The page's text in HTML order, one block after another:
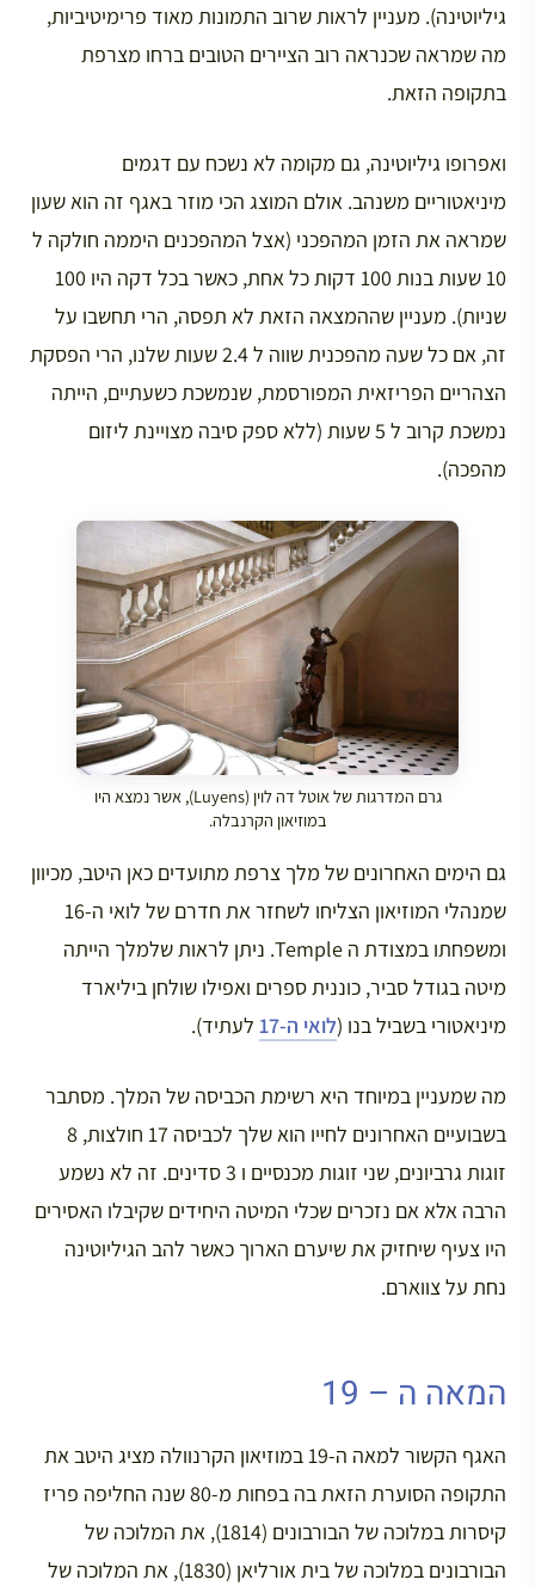
גיליוטינה). מעניין לראות שרוב התמונות מאוד פרימיטיביות,
מה שמראה שכנראה רוב הציירים הטובים ברחו מצרפת
בתקופה הזאת.
ואפרופו גיליוטינה, גם מקומה לא נשכח עם דגמים
מיניאטוריים משנהב. אולם המוצג הכי מוזר באגף זה הוא שעון
שמראה את הזמן המהפכני (אצל המהפכנים היממה חולקה ל
10 שעות בנות 100 דקות כל אחת, כאשר בכל דקה היו 100
שניות). מעניין שההמצאה הזאת לא תפסה, הרי תחשבו על
זה, אם כל שעה מהפכנית שווה ל 2.4 שעות שלנו, הרי הפסקת
הצהריים הפריזאית המפורסמת, שנמשכת כשעתיים, הייתה
נמשכת קרוב ל 5 שעות (ללא ספק סיבה מצויינת ליזום
מהפכה).
גרם המדרגות של אוטל דה לוין (Luyens), אשר נמצא היו
במוזיאון הקרנבלה.
גם הימים האחרונים של מלך צרפת מתועדים כאן היטב, מכיוון
שמנהלי המוזיאון הצליחו לשחזר את חדרם של לואי ה-16
ומשפחתו במצודת ה Temple. ניתן לראות שלמלך הייתה
מיטה בגודל סביר, כוננית ספרים ואפילו שולחן ביליארד
מיניאטורי בשביל בנו (לואי ה-17 לעתיד).
מה שמעניין במיוחד היא רשימת הכביסה של המלך. מסתבר
בשבועיים האחרונים לחייו הוא שלך לכביסה 17 חולצות, 8
זוגות גרביונים, שני זוגות מכנסיים ו 3 סדינים. זה לא נשמע
הרבה אלא אם נזכרים שכלי המיטה היחידים שקיבלו האסירים
היו צעיף שיחזיק את שיערם הארוך כאשר להב הגיליוטינה
נחת על צווארם.
המאה ה – 19
האגף הקשור למאה ה-19 במוזיאון הקרנוולה מציג היטב את
התקופה הסוערת הזאת בה בפחות מ-80 שנה החליפה פריז
קיסרות במלוכה של הבורבונים (1814), את המלוכה של
הבורבונים במלוכה של בית אורליאן (1830), את המלוכה של